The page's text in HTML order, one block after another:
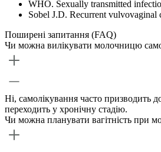
WHO. Sexually transmitted
Sobel J.D. Recurrent vulvovaginal
Поширені запитання (FAQ)
Чи можна вилікувати молочницю
Ні, самолікування часто призводить
переходить у хронічну стадію.
Чи можна планувати вагітність при